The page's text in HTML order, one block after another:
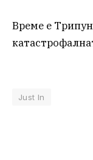
Време е
Just In